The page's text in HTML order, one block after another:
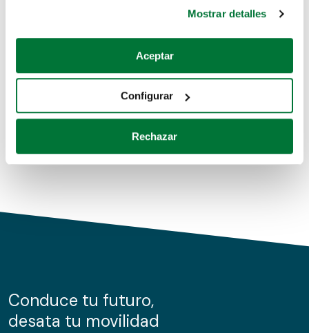
Si lo permite, también quisiéramos:
Recopilar información sobre su ubicación geográfica
Identificar su dispositivo analizándolo activamente
para buscar características específicas (huellas
Obtenga más información sobre cómo se procesan sus
de cookies.
información sobre el uso que haga del sitio web con
nuestros partners de redes sociales, publicidad y análisis
Mostrar detalles
Aceptar
Configurar
Rechazar
Coches de segunda mano
Coches de km0
Conduce tu futuro,
desata tu movilidad